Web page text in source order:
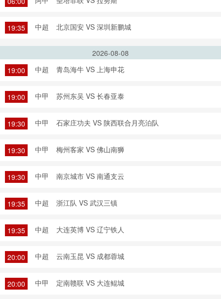
19:35 中超 北京国安 VS 深圳新鹏城
2026-08-08
19:00
中超 青岛海牛 VS 上海申花
19:00 中甲 苏州东吴 VS 长春亚泰
19:30 中甲 石家庄功夫 VS 陕西联合月亮泊队
19:30 中甲 梅州客家 VS 佛山南狮
19:30 中甲 南京城市 VS 南通支云
19:35 中超 浙江队 VS 武汉三镇
19:35 中超 大连英博 VS 辽宁铁人
20:00 中超 云南玉昆 VS 成都蓉城
20:00 中甲 定南赣联 VS 大连鲲城